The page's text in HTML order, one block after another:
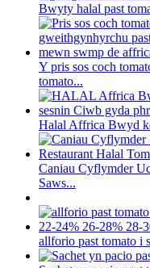
Bwyty halal past
Y pris sos coch
tomato...
Halal Affrica Bwyd
Caniau Cyflymder
Saws...
allforio past tomato i